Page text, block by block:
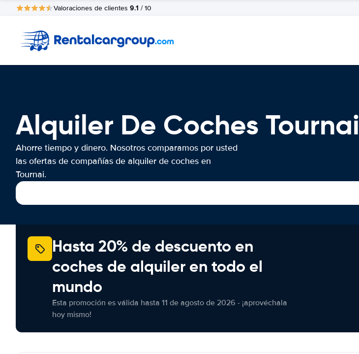
Valoraciones de clientes 9.1 / 10
Alquiler De Coches Tournai
Ahorre tiempo y dinero. Nosotros comparamos por usted
las ofertas de compañías de alquiler de coches en
Tournai.
Hasta 20% de descuento en
coches de alquiler en todo el
mundo
Esta promoción es válida hasta 11 de agosto de 2026 - ¡aprovéchala
hoy mismo!